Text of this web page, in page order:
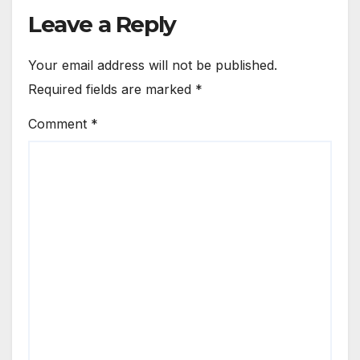
Leave a Reply
Your email address will not be published.
Required fields are marked *
Comment *